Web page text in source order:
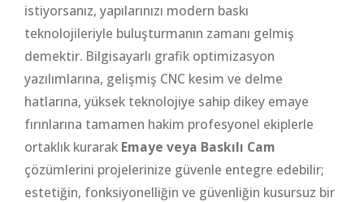
istiyorsanız, yapılarınızı modern baskı
teknolojileriyle buluşturmanın zamanı gelmiş
demektir. Bilgisayarlı grafik optimizasyon
yazılımlarına, gelişmiş CNC kesim ve delme
hatlarına, yüksek teknolojiye sahip dikey emaye
fırınlarına tamamen hakim profesyonel ekiplerle
ortaklık kurarak Emaye veya Baskılı Cam
çözümlerini projelerinize güvenle entegre edebilir;
estetiğin, fonksiyonelliğin ve güvenliğin kusursuz bir